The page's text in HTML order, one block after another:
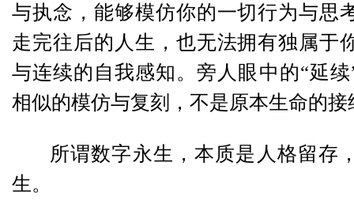
与执念，能够模仿你的一切行为与思
走完往后的人生，也无法拥有独属于
与连续的自我感知。旁人眼中的“延
相似的模仿与复刻，不是原本生命的接
所谓数字永生，本质是人格留存
生。